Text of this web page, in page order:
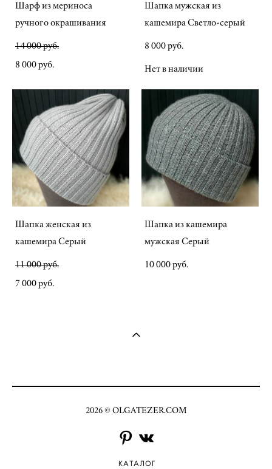
Шарф из мериноса
ручного окрашивания
14 000 pуб.
8 000 pуб.
Шапка мужская из
кашемира Светло-серый
8 000 pуб.
Нет в наличии
Шапка женская из
кашемира Серый
11 000 pуб.
7 000 pуб.
Шапка из кашемира
мужская Серый
10 000 pуб.
2026 © OLGATEZER.COM
КАТАЛОГ